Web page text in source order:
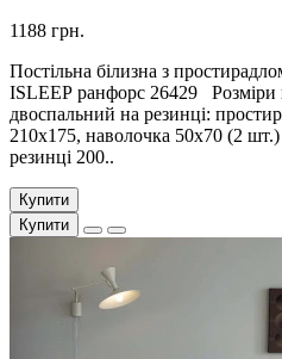
1188 грн.
Постільна білизна з
ISLEEP ранфорс 26429 Розміри
двоспальний на резинці:
210х175, наволочка 50х70 (2
резинці 200..
Купити
Купити